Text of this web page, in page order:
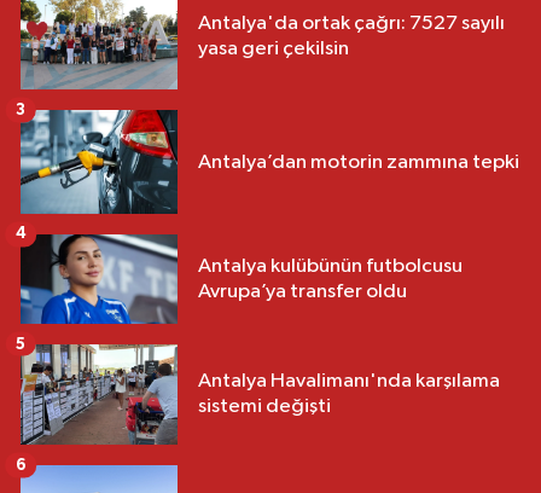
Antalya'da ortak çağrı: 7527 sayılı
yasa geri çekilsin
Antalya’dan motorin zammına tepki
3
Antalya kulübünün futbolcusu
Avrupa’ya transfer oldu
4
Antalya Havalimanı'nda karşılama
sistemi değişti
5
6